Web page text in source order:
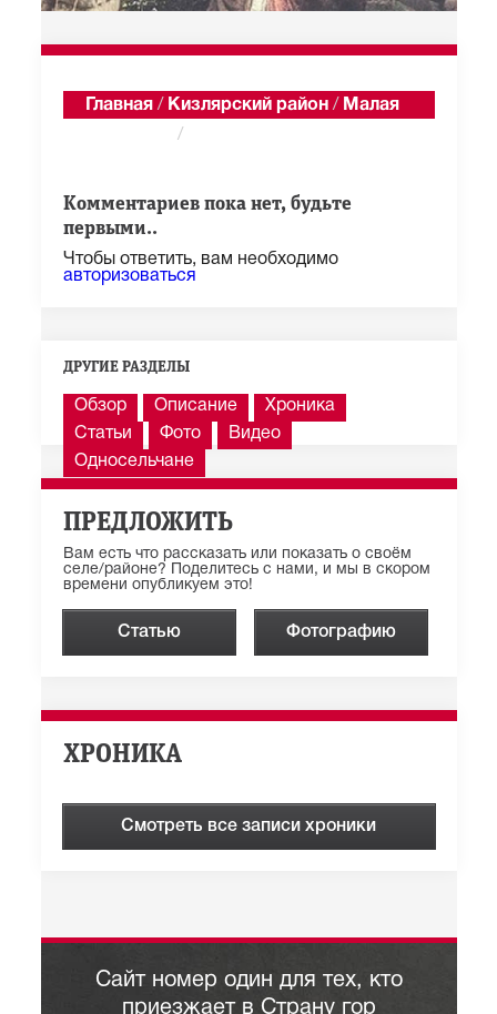
Главная / Кизлярский район / Малая
/
Показать последние 100 из 1 285 сообщений
Комментариев пока нет, будьте
первыми..
Чтобы ответить, вам необходимо
авторизоваться
ДРУГИЕ РАЗДЕЛЫ
Обзор Описание
Хроника
Статьи
Фото
Видео
Односельчане
ПРЕДЛОЖИТЬ
Вам есть что рассказать или показать о своём
селе/районе? Поделитесь с нами, и мы в скором
времени опубликуем это!
Статью Фотографию
ХРОНИКА
Смотреть все записи хроники
Сайт номер один для тех, кто
приезжает в Страну гор